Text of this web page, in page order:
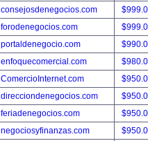
consejosdenegocios.com
forodenegocios.com
portaldenegocio.com
enfoquecomercial.com
ComercioInternet.com
direcciondenegocios.com
feriadenegocios.com
negociosyfinanzas.com